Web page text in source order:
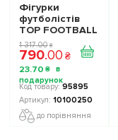
Фігурки
футболістів
TOP FOOTBALL
STARS - Набір
The Football
Stars
Collection 1
10100250
1 317.00 ₴
790.00 ₴
23.70 ₴
95895
10100250
до порівняння